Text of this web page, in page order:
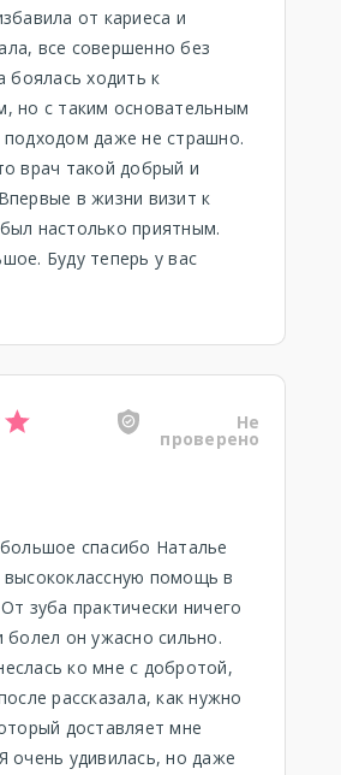
от кариеса и
все совершенно без
боялась ходить к
но с таким основательным
подходом даже не страшно.
врач такой добрый и
в жизни визит к
настолько приятным.
Буду теперь у вас
Не
проверено
спасибо Наталье
высококлассную помощь в
зуба практически ничего
болел он ужасно сильно.
ко мне с добротой,
рассказала, как нужно
доставляет мне
очень удивилась, но даже